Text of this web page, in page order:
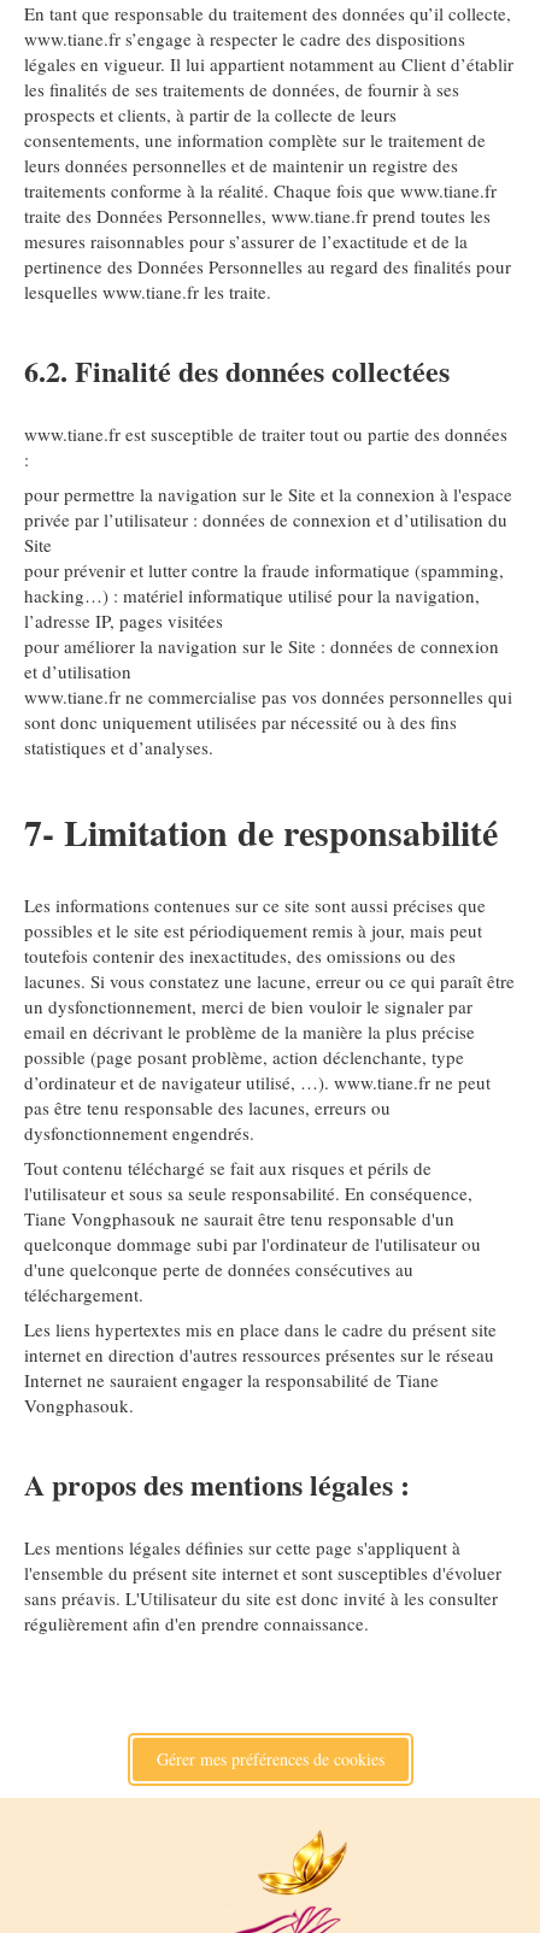
En tant que responsable du traitement des données qu’il collecte,
www.tiane.fr s’engage à respecter le cadre des dispositions
légales en vigueur. Il lui appartient notamment au Client d’établir
les finalités de ses traitements de données, de fournir à ses
prospects et clients, à partir de la collecte de leurs
consentements, une information complète sur le traitement de
leurs données personnelles et de maintenir un registre des
traitements conforme à la réalité. Chaque fois que www.tiane.fr
traite des Données Personnelles, www.tiane.fr prend toutes les
mesures raisonnables pour s’assurer de l’exactitude et de la
pertinence des Données Personnelles au regard des finalités pour
lesquelles www.tiane.fr les traite.
6.2. Finalité des données collectées
www.tiane.fr est susceptible de traiter tout ou partie des données
:
pour permettre la navigation sur le Site et la connexion à l'espace
privée par l’utilisateur : données de connexion et d’utilisation du
Site
pour prévenir et lutter contre la fraude informatique (spamming,
hacking…) : matériel informatique utilisé pour la navigation,
l’adresse IP, pages visitées
pour améliorer la navigation sur le Site : données de connexion
et d’utilisation
www.tiane.fr ne commercialise pas vos données personnelles qui
sont donc uniquement utilisées par nécessité ou à des fins
statistiques et d’analyses.
7- Limitation de responsabilité
Les informations contenues sur ce site sont aussi précises que
possibles et le site est périodiquement remis à jour, mais peut
toutefois contenir des inexactitudes, des omissions ou des
lacunes. Si vous constatez une lacune, erreur ou ce qui paraît être
un dysfonctionnement, merci de bien vouloir le signaler par
email en décrivant le problème de la manière la plus précise
possible (page posant problème, action déclenchante, type
d’ordinateur et de navigateur utilisé, …). www.tiane.fr ne peut
pas être tenu responsable des lacunes, erreurs ou
dysfonctionnement engendrés.
Tout contenu téléchargé se fait aux risques et périls de
l'utilisateur et sous sa seule responsabilité. En conséquence,
Tiane Vongphasouk ne saurait être tenu responsable d'un
quelconque dommage subi par l'ordinateur de l'utilisateur ou
d'une quelconque perte de données consécutives au
téléchargement.
Les liens hypertextes mis en place dans le cadre du présent site
internet en direction d'autres ressources présentes sur le réseau
Internet ne sauraient engager la responsabilité de Tiane
Vongphasouk.
A propos des mentions légales :
Les mentions légales définies sur cette page s'appliquent à
l'ensemble du présent site internet et sont susceptibles d'évoluer
sans préavis. L'Utilisateur du site est donc invité à les consulter
régulièrement afin d'en prendre connaissance.
Gérer mes préférences de cookies